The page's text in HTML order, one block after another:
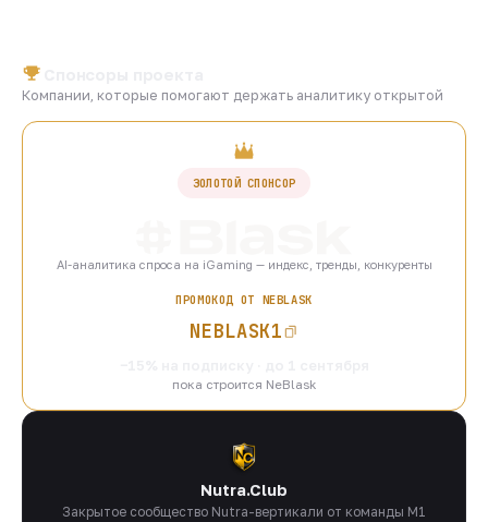
Компании, которые помогают держать аналитику открытой
ЗОЛОТОЙ СПОНСОР
AI-аналитика спроса на iGaming — индекс, тренды, конкуренты
ПРОМОКОД ОТ NEBLASK
NEBLASK1
пока строится NeBlask
Nutra.Club
Закрытое сообщество Nutra-вертикали от команды M1